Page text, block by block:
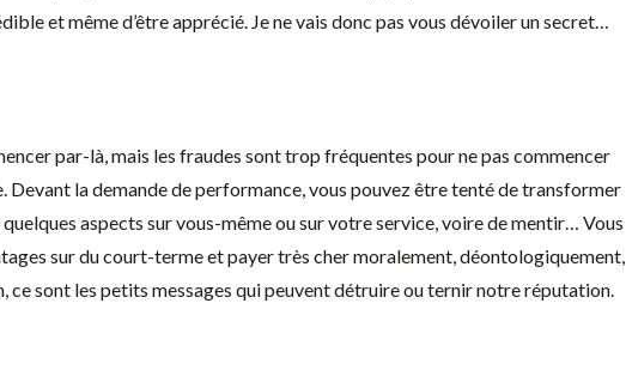
et même d’être apprécié. Je ne vais donc pas vous dévoiler un secret…
par-là, mais les fraudes sont trop fréquentes pour ne pas commencer
Devant la demande de performance, vous pouvez être tenté de transformer
aspects sur vous-même ou sur votre service, voire de mentir… Vous
sur du court-terme et payer très cher moralement, déontologiquement,
ce sont les petits messages qui peuvent détruire ou ternir notre réputation.